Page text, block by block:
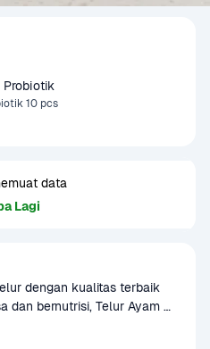
Probiotik
10 pcs
data
Lagi
dengan kualitas terbaik
dan bernutrisi, Telur Ayam
mendukung gaya hidup